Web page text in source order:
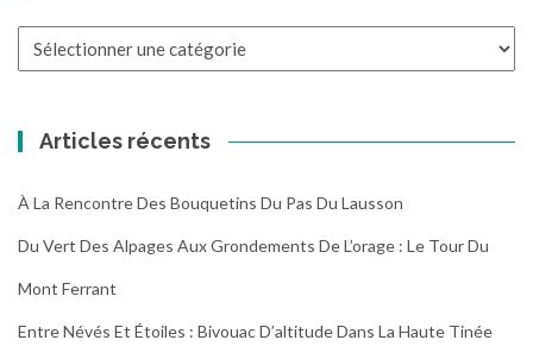
Articles récents
À La Rencontre Des Bouquetins Du Pas Du Lausson
Du Vert Des Alpages Aux Grondements De L’orage : Le Tour Du
Mont Ferrant
Entre Névés Et Étoiles : Bivouac D’altitude Dans La Haute Tinée